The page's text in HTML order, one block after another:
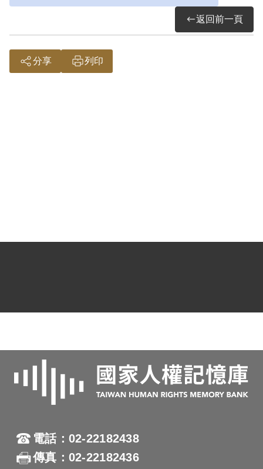
才分批下山離去。
山地工作委員會陳顯富等案被起訴者共17
生、卓中民、楊熙文，還包括在簡吉、陳
春、黃秋爽、黃秋笙「明知匪諜而不告密
檢舉」，處有期徒刑1年。11月8日，參謀
刑度之擬辦意見，以楊熙文「既以顛覆政
府論罪，核其犯情亦並無可恕之處」；黃
返回前一頁
分享 列印
電話：02-22182438
傳真：02-22182436